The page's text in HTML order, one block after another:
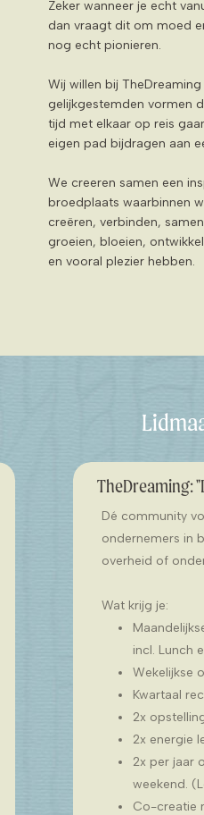
Zeker wanneer je echt
dan vraagt dit om moed
nog echt pionieren.
Wij willen bij
gelijkgestemden vormen
tijd met elkaar op reis
eigen pad bijdragen aan
We creeren samen een
broedplaats waarbinnen
creëren, verbinden,
groeien, bloeien,
en vooral plezier hebben.
Dé community
ondernemers in
overheid of
Wat krijg je:
incl. Lunch
Wekelijkse
Kwartaal
2x
2x energie
2x per jaar
weekend.
Co-creatie
TheDreaming: